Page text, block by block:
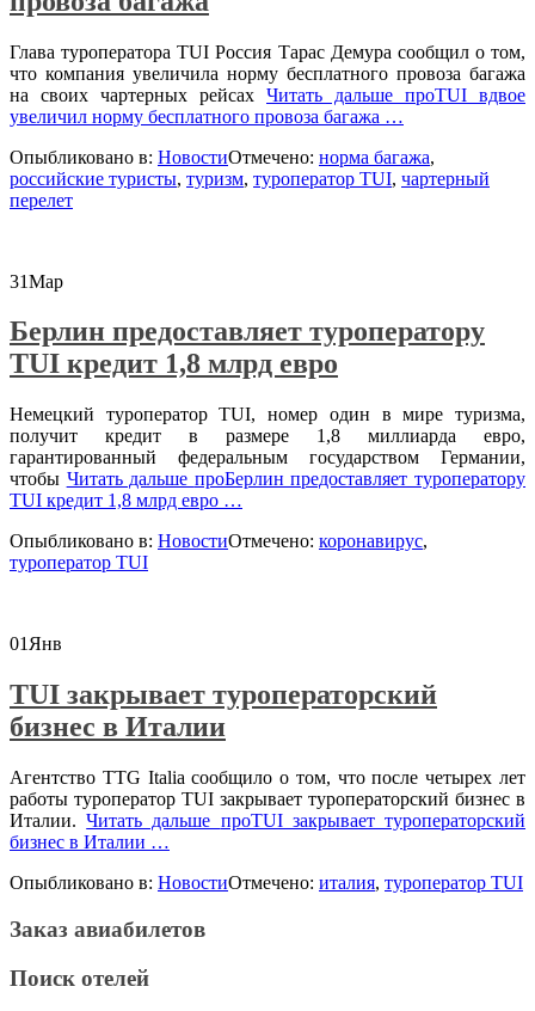
Глава туроператора TUI Россия Тарас Демура сообщил о том,
что компания увеличила норму бесплатного провоза багажа
на своих чартерных рейсах Читать дальше проTUI вдвое
увеличил норму бесплатного провоза багажа …
Опыбликовано в: НовостиОтмечено: норма багажа,
российские туристы, туризм, туроператор TUI, чартерный
перелет
31Мар
Берлин предоставляет туроператору
TUI кредит 1,8 млрд евро
Немецкий туроператор TUI, номер один в мире туризма,
получит кредит в размере 1,8 миллиарда евро,
гарантированный федеральным государством Германии,
чтобы Читать дальше проБерлин предоставляет туроператору
TUI кредит 1,8 млрд евро …
Опыбликовано в: НовостиОтмечено: коронавирус,
туроператор TUI
01 Янв
TUI закрывает туроператорский
бизнес в Италии
Агентство TTG Italia сообщило о том, что после четырех лет
работы туроператор TUI закрывает туроператорский бизнес в
Италии.Читать дальше проTUI закрывает туроператорский
бизнес в Италии …
Опыбликовано в: НовостиОтмечено: италия, туроператор TUI
Заказ авиабилетов
Поиск отелей